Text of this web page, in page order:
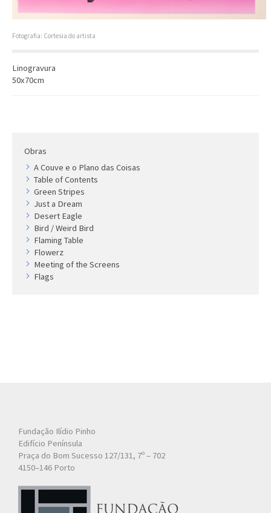
Gravura
Fotografia: Cortesia do artista
Linogravura
50x70cm
Obras
A Couve e o Plano das Coisas
Table of Contents
Green Stripes
Just a Dream
Desert Eagle
Bird / Weird Bird
Flaming Table
Flowerz
Meeting of the Screens
Flags
Fundação Ilídio Pinho
Edifício Península
Praça do Bom Sucesso 127/131, 7º – 702
4150–146 Porto